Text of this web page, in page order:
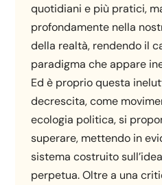
quotidiani e più pratici,
profondamente nella
della realtà, rendendo il
paradigma che appare
Ed è proprio questa
decrescita, come
ecologia politica, si
superare, mettendo in
sistema costruito
perpetua. Oltre a una